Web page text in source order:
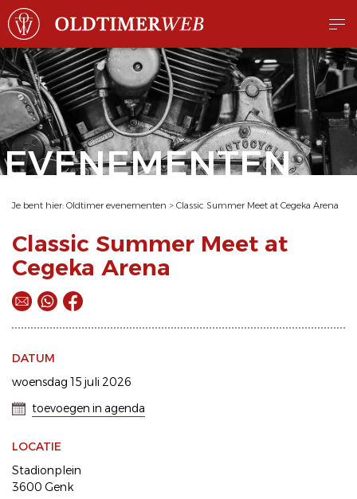
EVENEMENTEN
Je bent hier: Oldtimer evenementen > Classic Summer Meet at Cegeka Arena
Classic Summer Meet at
Cegeka Arena
DATUM
woensdag 15 juli 2026
toevoegen in agenda
LOCATIE
Stadionplein
3600 Genk